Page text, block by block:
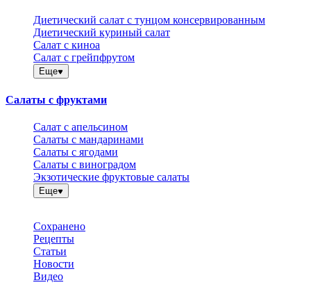
Диетический салат с тунцом консервированным
Диетический куриный салат
Салат с киноа
Салат с грейпфрутом
Еще
Салаты с фруктами
Салат с апельсином
Салаты с мандаринами
Салаты с ягодами
Салаты с виноградом
Экзотические фруктовые салаты
Еще
Сохранено
Рецепты
Статьи
Новости
Видео